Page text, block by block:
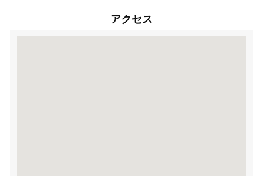
アクセス